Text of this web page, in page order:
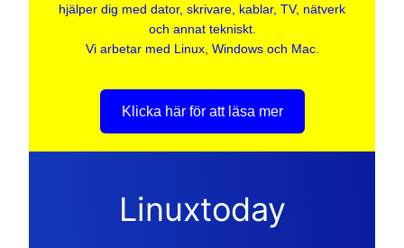
hjälper dig med dator, skrivare, kablar, TV, nätverk
och annat tekniskt.
Vi arbetar med Linux, Windows och Mac.
Klicka här för att läsa mer
Linuxtoday